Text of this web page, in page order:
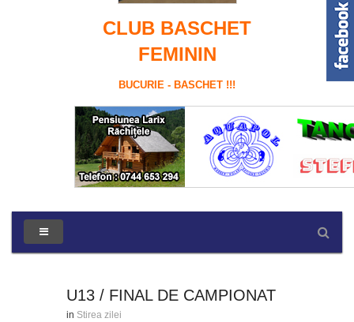
CLUB BASCHET
FEMININ
BUCURIE - BASCHET !!!
U13 / FINAL DE CAMPIONAT
in Stirea zilei